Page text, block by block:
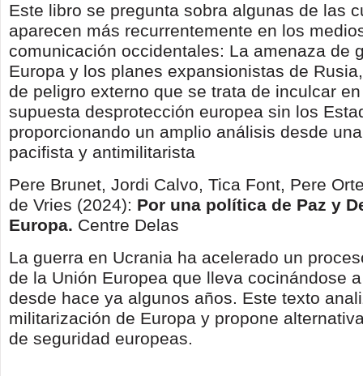
Este libro se pregunta sobra algunas de las
aparecen más recurrentemente en los
comunicación occidentales: La amenaza de
Europa y los planes expansionistas de
de peligro externo que se trata de inculcar
supuesta desprotección europea sin los
proporcionando un amplio análisis desde
pacifista y antimilitarista
Pere Brunet, Jordi Calvo, Tica Font, Pere
de Vries (2024): Por una política de Paz y
Europa. Centre Delas
La guerra en Ucrania ha acelerado un
de la Unión Europea que lleva cocinándose
desde hace ya algunos años. Este texto
militarización de Europa y propone
de seguridad europeas.